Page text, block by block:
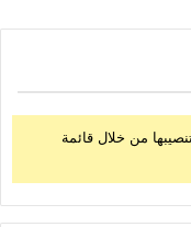
من خلال قائمة